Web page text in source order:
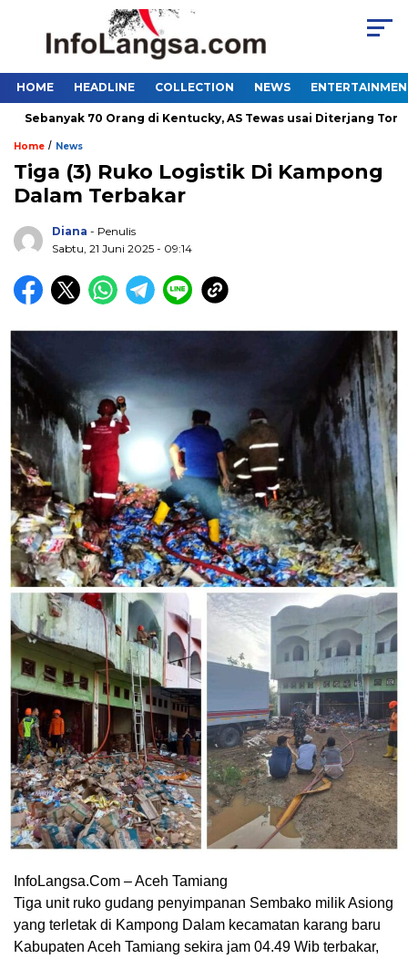
HOME HEADLINE COLLECTION NEWS
70 Orang di Kentucky, AS Tewas usai Diterjang Tornado
Home / News
Tiga (3) Ruko Logistik Di Kampong
Dalam Terbakar
Diana - Penulis
Sabtu, 21 Juni 2025 - 09:14
InfoLangsa.Com – Aceh Tamiang
Tiga unit ruko gudang penyimpanan Sembako milik Asiong
yang terletak di Kampong Dalam kecamatan karang baru
Kabupaten Aceh Tamiang sekira jam 04.49 Wib terbakar,